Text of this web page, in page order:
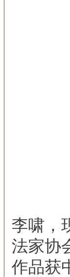
李啸，
法家协
作品获